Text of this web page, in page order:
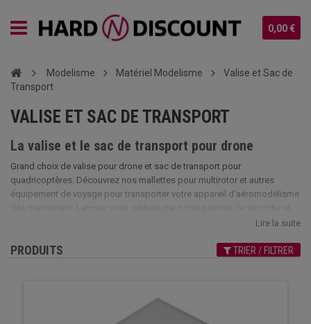
0,00 €
Modelisme Matériel Modelisme
Valise et Sac de
Transport
VALISE ET SAC DE TRANSPORT
La valise et le sac de transport pour drone
Grand choix de valise pour drone et sac de transport pour
quadricoptères. Découvrez nos mallettes pour multirotor et autres
équipement de voyage pour transporter votre appareil d'aéromodélisme
Lire la suite
PRODUITS TRIER / FILTRER